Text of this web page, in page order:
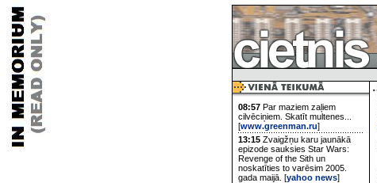
08:57 Par maziem zaļiem
cilvēciņiem. Skatīt multenes...
[www.greenman.ru]
13:15 Zvaigžņu karu jaunākā
epizode sauksies Star Wars:
Revenge of the Sith un
noskatīties to varēsim 2005.
gada maijā. [yahoo news]